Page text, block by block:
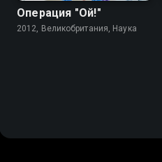
Операция "Ой!"
2012, Великобритания, Наука